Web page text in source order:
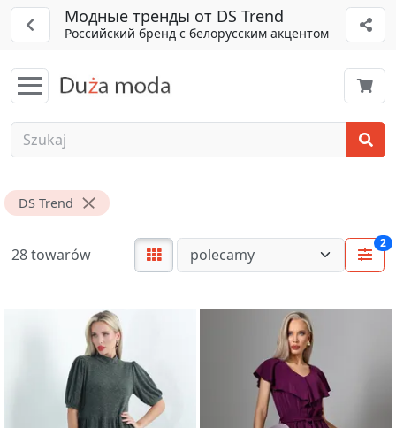
Модные тренды от DS Trend
Российский бренд с белорусским акцентом
DS Trend
28 towarów
2